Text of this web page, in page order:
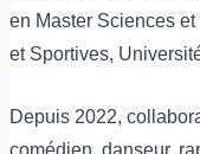
en Master Sciences
et Sportives,
Depuis 2022,